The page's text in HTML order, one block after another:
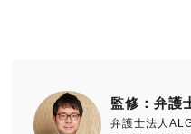
監修：弁護
弁護士法人